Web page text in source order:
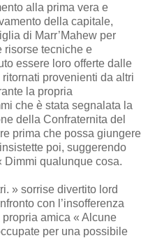
alla prima vera e
della capitale,
di Marr’Mahew per
risorse tecniche e
essere loro offerte dalle
provenienti da altri
la propria
che è stata segnalata la
della Confraternita del
prima che possa giungere
poi, suggerendo
Dimmi qualunque cosa.
» sorrise divertito lord
con l’insofferenza
amica « Alcune
per una possibile